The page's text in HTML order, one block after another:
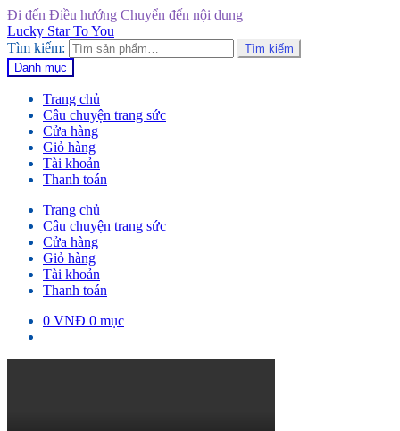
Đi đến Điều hướng Chuyển đến nội dung
Lucky Star To You
Tìm kiếm:
Tìm kiếm
Danh mục
Trang chủ
Câu chuyện trang sức
Cửa hàng
Giỏ hàng
Tài khoản
Thanh toán
Trang chủ
Câu chuyện trang sức
Cửa hàng
Giỏ hàng
Tài khoản
Thanh toán
0 VNĐ 0 mục